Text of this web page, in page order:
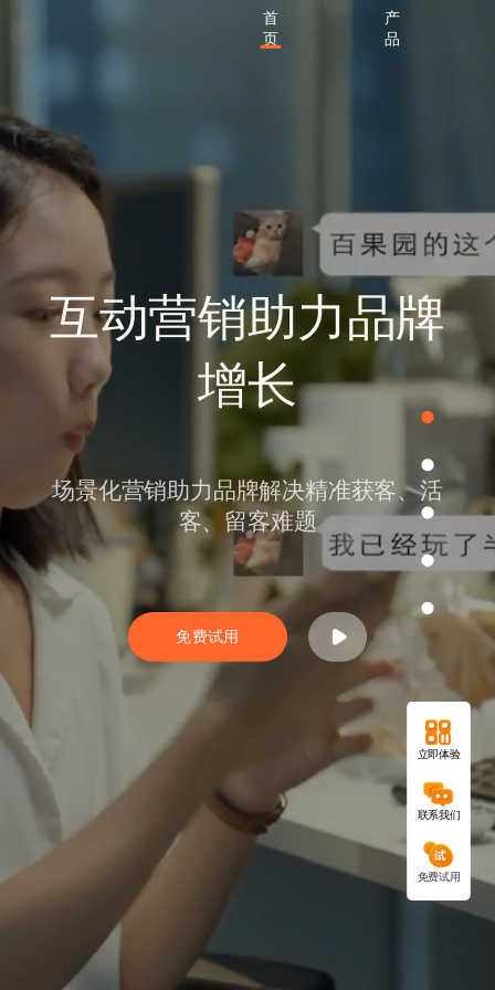
首
页
产
品
互动营销助力品牌
增长
场景化营销助力品牌解决精准获客、活
客、留客难题
免费试用
立即体验
联系我们
免费试用